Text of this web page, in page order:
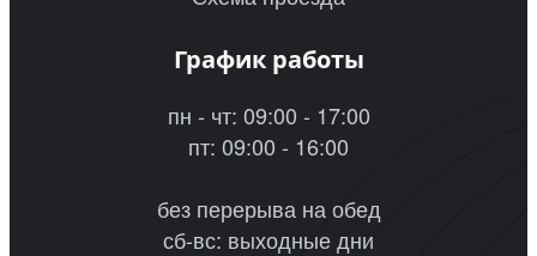
График работы
пн - чт: 09:00 - 17:00
пт: 09:00 - 16:00
без перерыва на обед
сб-вс: выходные дни